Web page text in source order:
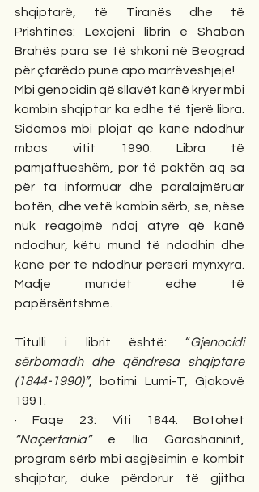
shqiptarë, të Tiranës dhe të
Prishtinës: Lexojeni librin e Shaban
Brahës para se të shkoni në Beograd
për çfarëdo pune apo marrëveshjeje!
Mbi genocidin që sllavët kanë kryer mbi
kombin shqiptar ka edhe të tjerë libra.
Sidomos mbi plojat që kanë ndodhur
mbas vitit 1990. Libra të
pamjaftueshëm, por të paktën aq sa
për ta informuar dhe paralajmëruar
botën, dhe vetë kombin sërb, se, nëse
nuk reagojmë ndaj atyre që kanë
ndodhur, këtu mund të ndodhin dhe
kanë për të ndodhur përsëri mynxyra.
Madje mundet edhe të
papërsëritshme.
Titulli i librit është: “Gjenocidi
sërbomadh dhe qëndresa shqiptare
(1844-1990)”, botimi Lumi-T, Gjakovë
1991.
“Naçertania” e Ilia Garashaninit,
program sërb mbi asgjësimin e kombit
shqiptar, duke përdorur të gjitha